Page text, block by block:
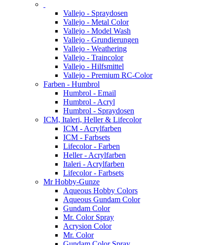
Vallejo - Spraydosen
Vallejo - Metal Color
Vallejo - Model Wash
Vallejo - Grundierungen
Vallejo - Weathering
Vallejo - Traincolor
Vallejo - Hilfsmittel
Vallejo - Premium RC-Color
Farben - Humbrol
Humbrol - Email
Humbrol - Acryl
Humbrol - Spraydosen
ICM, Italeri, Heller & Lifecolor
ICM - Acrylfarben
ICM - Farbsets
Lifecolor - Farben
Heller - Acrylfarben
Italeri - Acrylfarben
Lifecolor - Farbsets
Mr Hobby-Gunze
Aqueous Hobby Colors
Aqueous Gundam Color
Gundam Color
Mr. Color Spray
Acrysion Color
Mr. Color